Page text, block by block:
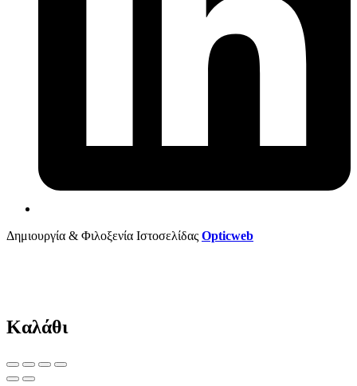
Δημιουργία & Φιλοξενία Ιστοσελίδας Opticweb
Καλάθι